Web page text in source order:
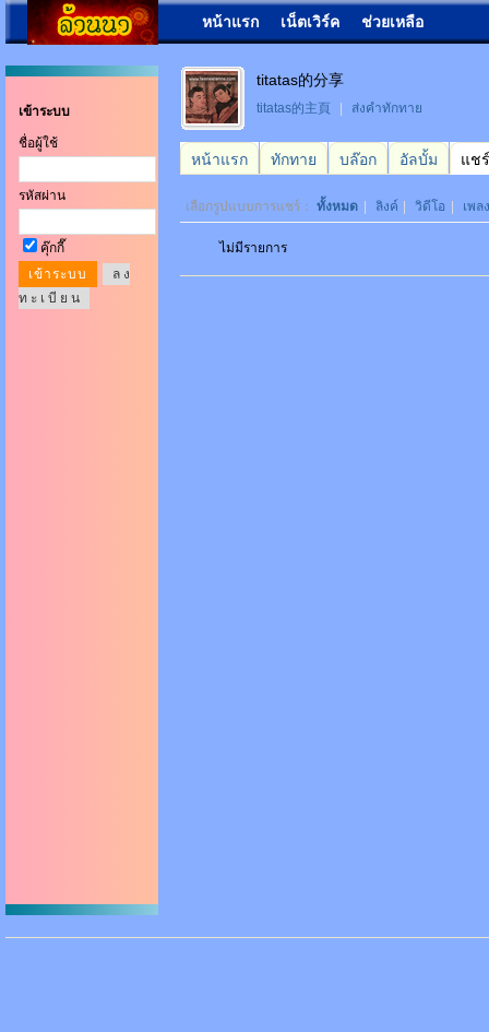
หน้าแรก เน็ตเวิร์ค ช่วยเหลือ
เข้าระบบ
ชื่อผู้ใช้
รหัสผ่าน
คุ๊กกี๊
ล ง
ท ะ เ บี ย น
titatas的分享
titatas的主頁 ส่งคำทักทาย
หน้าแรก ทักทาย บล๊อก อัลบั้ม แชร์
เลือกรูปแบบการแชร์： ทั้งหมด ลิงค์ วิดีโอ เพลง
ไม่มีรายการ